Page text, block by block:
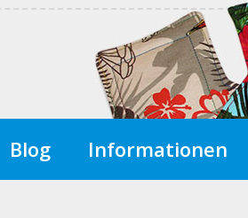
Blog Informationen